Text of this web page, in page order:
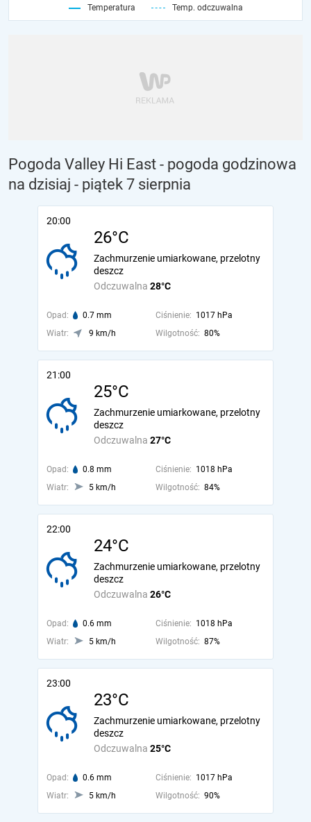
Temperatura Temp. odczuwalna
Pogoda Valley Hi East - pogoda godzinowa
na dzisiaj - piątek 7 sierpnia
20:00
26°C
Odczuwalna 28°C
Zachmurzenie umiarkowane, przelotny
deszcz
Opad: 0.7 mm Ciśnienie: 1017 hPa
Wiatr:
9 km/h Wilgotność: 80%
21:00
25°C
Odczuwalna 27°C
Zachmurzenie umiarkowane, przelotny
deszcz
Opad: 0.8 mm Ciśnienie: 1018 hPa
Wiatr:
5 km/h Wilgotność: 84%
22:00
24°C
Odczuwalna 26°C
Zachmurzenie umiarkowane, przelotny
deszcz
Opad: 0.6 mm Ciśnienie: 1018 hPa
Wiatr:
5 km/h Wilgotność: 87%
23:00
23°C
Odczuwalna 25°C
Zachmurzenie umiarkowane, przelotny
deszcz
Opad: 0.6 mm Ciśnienie: 1017 hPa
Wiatr:
5 km/h Wilgotność: 90%